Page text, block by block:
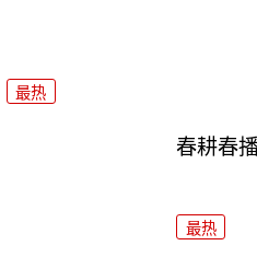
最热
春耕春
最热